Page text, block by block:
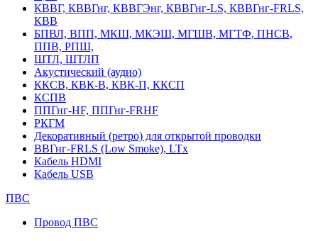
КВВГ, КВВГнг, КВВГЭнг, КВВГнг-LS, КВВГнг-FRLS,
КВВ
БПВЛ, ВПП, МКШ, МКЭШ, МГШВ, МГТФ, ПНСВ,
ППВ, РПШ,
ШТЛ, ШТЛП
Акустический (аудио)
ККСВ, КВК-В, КВК-П, ККСП
КСПВ
ППГнг-HF, ППГнг-FRHF
РКГМ
Декоративный (ретро) для открытой проводки
ВВГнг-FRLS (Low Smoke), LTx
Кабель HDMI
Кабель USB
ПВС
Провод ПВС